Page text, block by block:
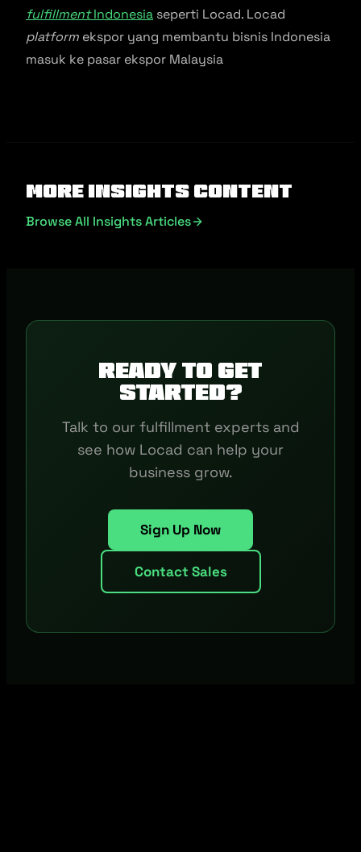
fulfillmentIndonesia seperti Locad. Locad
platform ekspor yang membantu bisnis Indonesia
masuk ke pasar ekspor Malaysia
More Insights Content
Browse All Insights Articles
Ready to get
started?
Talk to our fulfillment experts and
see how Locad can help your
business grow.
Sign Up Now
Contact Sales